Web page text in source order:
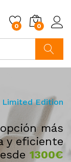
0 0
Limited Edition
más
y eficiente
1300€